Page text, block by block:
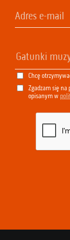
Chcę
Zgadzam się na
opisanym w